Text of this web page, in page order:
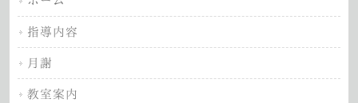
指導内容
月謝
教室案内